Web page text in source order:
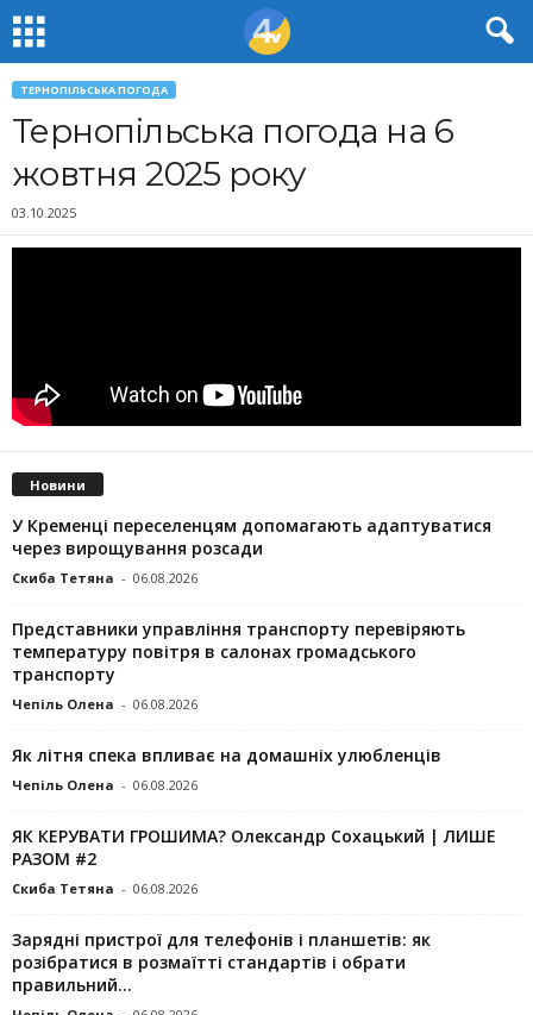
ТЕРНОПІЛЬСЬКА ПОГОДА
Тернопільська погода на 6
жовтня 2025 року
03.10.2025
Новини
У Кременці переселенцям допомагають адаптуватися
через вирощування розсади
Скиба Тетяна - 06.08.2026
Представники управління транспорту перевіряють
температуру повітря в салонах громадського
транспорту
Чепіль Олена - 06.08.2026
Як літня спека впливає на домашніх улюбленців
Чепіль Олена - 06.08.2026
ЯК КЕРУВАТИ ГРОШИМА? Олександр Сохацький | ЛИШЕ
РАЗОМ #2
Скиба Тетяна - 06.08.2026
Зарядні пристрої для телефонів і планшетів: як
розібратися в розмаїтті стандартів і обрати
правильний...